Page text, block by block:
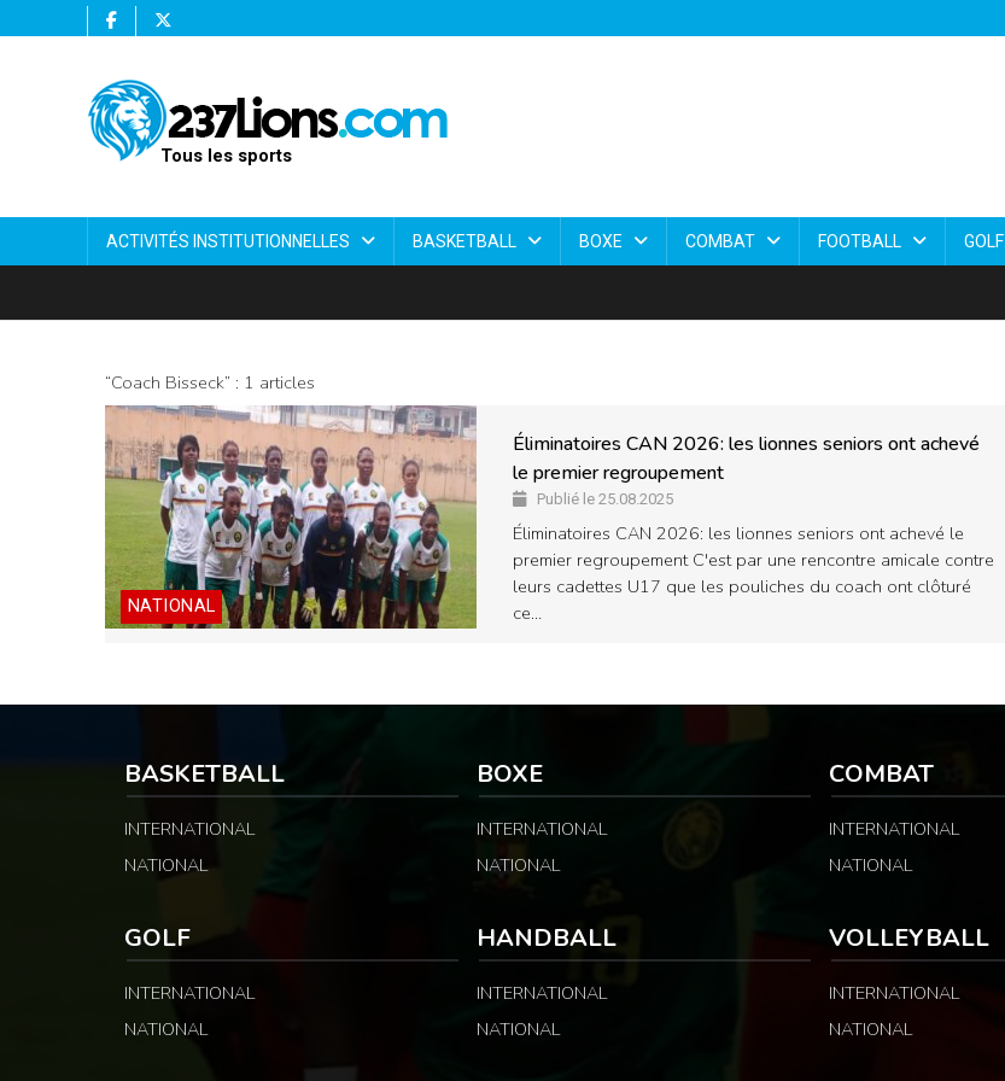
Tous les sports
ACTIVITÉS INSTITUTIONNELLES BASKETBALL BOXE COMBAT FOOTBALL GOLF
“Coach Bisseck” : 1 articles
NATIONAL
Éliminatoires CAN 2026: les lionnes seniors ont achevé
le premier regroupement
Publié le 25.08.2025
Éliminatoires CAN 2026: les lionnes seniors ont achevé le
premier regroupement C'est par une rencontre amicale contre
leurs cadettes U17 que les pouliches du coach ont clôturé
ce…
BASKETBALL
INTERNATIONAL
NATIONAL
BOXE
INTERNATIONAL
NATIONAL
COMBAT
INTERNATIONAL
NATIONAL
GOLF
INTERNATIONAL
NATIONAL
HANDBALL
INTERNATIONAL
NATIONAL
VOLLEYBALL
INTERNATIONAL
NATIONAL